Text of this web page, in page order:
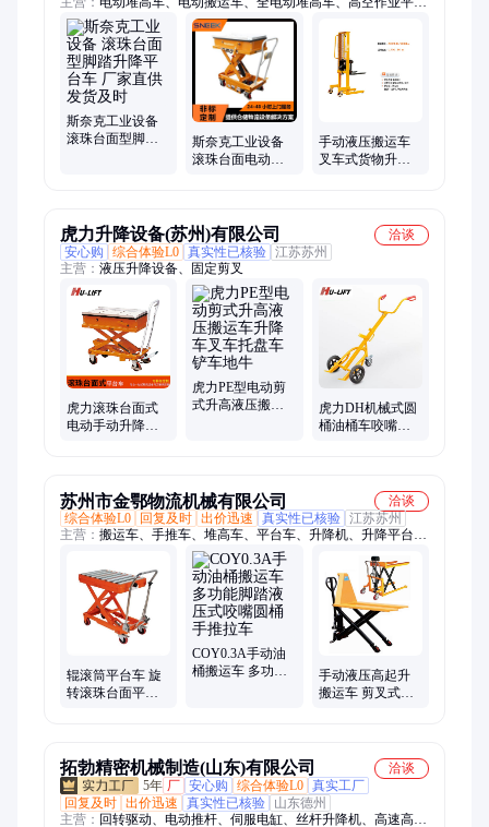
台、电动升降平台、剪叉式高空作业平台、固定升降平台、移动
升降平台、电动液压升降机、装卸货升降平台、电动托盘搬运
车、电动托盘堆高车、托盘搬运车、电动托盘堆垛机、电动搬运
叉车
斯奈克工业设备
滚珠台面型脚踏
斯奈克工业设备
滚珠台面电动升
手动液压搬运车
叉车式货物升降
虎力升降设备(苏州)有限公司
洽谈
安心购
综合体验L0 真实性已核验 江苏苏州
主营： 液压升降设备、固定剪叉
虎力滚珠台面式
电动手动升降平
虎力PE型电动剪
式升高液压搬运
虎力DH机械式圆
桶油桶车咬嘴式
苏州市金鄂物流机械有限公司
洽谈
综合体验L0
回复及时 出价迅速 真实性已核验 江苏苏州
主营： 搬运车、手推车、堆高车、平台车、升降机、升降平台、
升降台、铝合金升降机、高空作业平台、卸货平台、油桶搬运
车、油桶翻转车、油桶夹具、牵引车、平板拖车、电动叉车、小
坦克搬运车、单臂吊机、老虎车、电动平板车、夹抱车
辊滚筒平台车 旋
转滚珠台面平台
COY0.3A手动油
桶搬运车 多功能
手动液压高起升
搬运车 剪叉式电
拓勃精密机械制造(山东)有限公司
洽谈
5年 厂 安心购 综合体验L0 真实工厂
回复及时 出价迅速 真实性已核验
山东德州
主营： 回转驱动、电动推杆、伺服电缸、丝杆升降机、高速高频